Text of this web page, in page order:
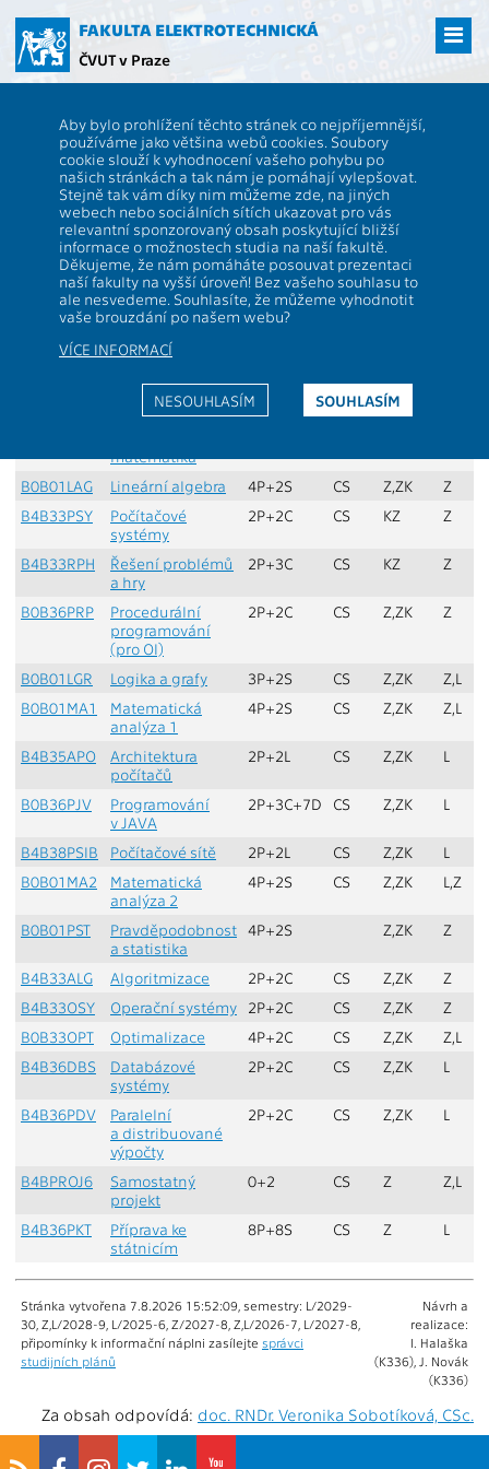
hlavní
obsah
FAKULTA ELEKTROTECHNICKÁ
ČVUT v Praze
Aby bylo prohlížení těchto stránek co nejpříjemnější,
používáme jako většina webů cookies. Soubory
cookie slouží k vyhodnocení vašeho pohybu po
našich stránkách a tak nám je pomáhají vylepšovat.
Stejně tak vám díky nim můžeme zde, na jiných
webech nebo sociálních sítích ukazovat pro vás
relevantní sponzorovaný obsah poskytující bližší
informace o možnostech studia na naší fakultě.
Děkujeme, že nám pomáháte posouvat prezentaci
naší fakulty na vyšší úroveň! Bez vašeho souhlasu to
ale nesvedeme. Souhlasíte, že můžeme vyhodnotit
vaše brouzdání po našem webu?
VÍCE INFORMACÍ
SOUHLASÍM
NESOUHLASÍM
2025_BOIP - Povinné předměty programu
|M|O| P|Ř |S
Popis stránky:
Zde je rozepsána skupina předmětů. Jsou zde
vidět požadavky pro její splnění a její role ve
skladbě studia. Seznam je řazen abecedně dle
kódu katedry a jména předmětu.
Skupina:Povinné předměty programu
Min. kreditů:109Max. kreditů:
Min. předmětů:19
Název
Rozsah
výuky
Jazyk
výuky
Zakon-
čení
matematika
B0B01LAG Lineární algebra 4P+2S CS Z,ZK
Z
B4B33PSY
Počítačové
systémy
2P+2C CS KZ Z
B4B33RPH
Řešení problémů
a hry
2P+3C CS KZ Z
B0B36PRP
Procedurální
programování
(pro OI)
2P+2C CS Z,ZK Z
B0B01LGR Logika a grafy 3P+2S CS Z,ZK
Z,L
B0B01MA1
Matematická
analýza 1
4P+2S CS Z,ZK Z,L
B4B35APO
Architektura
počítačů
2P+2L CS Z,ZK L
B0B36PJV
Programování
v JAVA
2P+3C+7D CS Z,ZK L
B4B38PSIB Počítačové sítě 2P+2L CS Z,ZK
L
B0B01MA2
Matematická
analýza 2
4P+2S CS Z,ZK L,Z
B0B01PST
Pravděpodobnost
a statistika
4P+2S Z,ZK Z
B4B33ALG Algoritmizace 2P+2C CS Z,ZK
Z
B4B33OSY
Operační systémy 2P+2C CS Z,ZK
Z
B0B33OPT
Optimalizace 4P+2C CS Z,ZK
Z,L
B4B36DBS
Databázové
systémy
2P+2C CS Z,ZK L
B4B36PDV
Paralelní
a distribuované
výpočty
2P+2C CS Z,ZK L
B4BPROJ6
Samostatný
projekt
0+2 CS Z Z,L
B4B36PKT
Příprava ke
státnicím
8P+8S CS Z L
Stránka vytvořena 7.8.2026 15:52:09, semestry: L/2029-
30, Z,L/2028-9, L/2025-6, Z/2027-8, Z,L/2026-7, L/2027-8,
připomínky k informační náplni zasílejte správci
studijních plánů
Návrh a
realizace:
I. Halaška
(K336), J. Novák
(K336)
Za obsah odpovídá: doc. RNDr. Veronika Sobotíková, CSc.